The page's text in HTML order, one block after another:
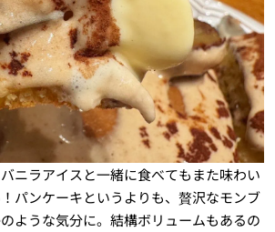
ニラアイスと一緒に食べてもまた味わい
パンケーキというよりも、贅沢なモンブ
ような気分に。結構ボリュームもあるの